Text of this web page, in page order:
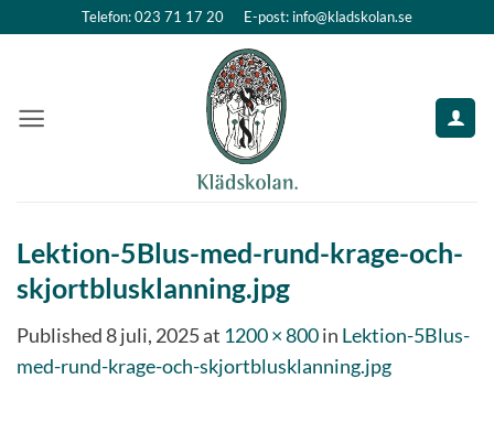
Telefon: 023 71 17 20 E-post: info@kladskolan.se
Lektion-5Blus-med-rund-krage-och-
skjortblusklanning.jpg
Published 8 juli, 2025at 1200 × 800in Lektion-5Blus-
med-rund-krage-och-skjortblusklanning.jpg